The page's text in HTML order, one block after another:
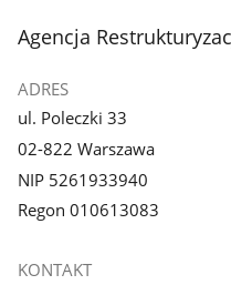
stopka
Agencja
ADRES
ul. Poleczki 33
02-822 Warszawa
NIP 5261933940
Regon 010613083
KONTAKT